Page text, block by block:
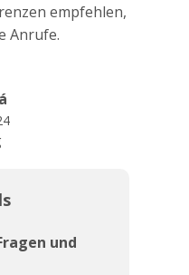
empfehlen,
Anrufe.
und